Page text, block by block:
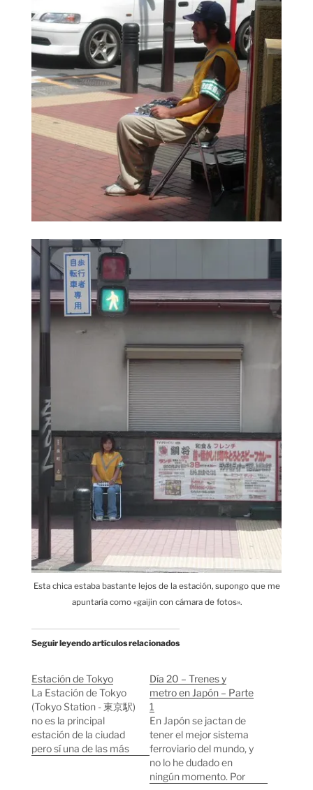
Esta chica estaba bastante lejos de la estación, supongo que me
apuntaría como «gaijin con cámara de fotos».
Seguir leyendo artículos relacionados
Estación de Tokyo
La Estación de Tokyo
(Tokyo Station - 東京駅)
no es la principal
estación de la ciudad
pero sí una de las más
Día 20 – Trenes y
metro en Japón – Parte
1
En Japón se jactan de
tener el mejor sistema
ferroviario del mundo, y
no lo he dudado en
ningún momento. Por